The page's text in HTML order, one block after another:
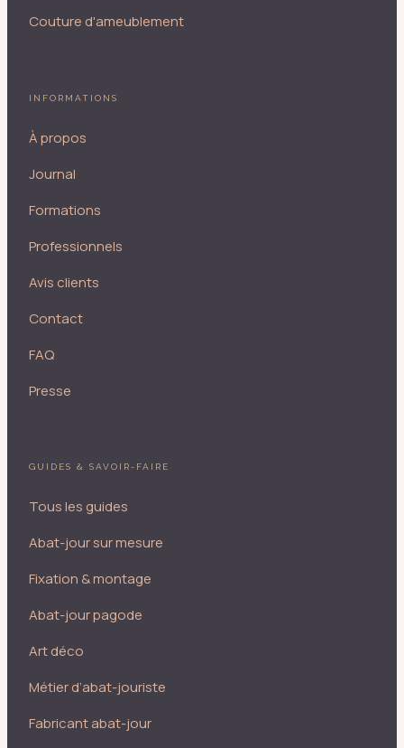
Couture d'ameublement
INFORMATIONS
À propos
Journal
Formations
Professionnels
Avis clients
Contact
FAQ
Presse
GUIDES & SAVOIR-FAIRE
Tous les guides
Abat-jour sur mesure
Fixation & montage
Abat-jour pagode
Art déco
Métier d’abat-jouriste
Fabricant abat-jour